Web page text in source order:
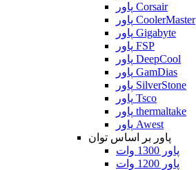
پاور Corsair
پاور CoolerMaster
پاور Gigabyte
پاور FSP
پاور DeepCool
پاور GamDias
پاور SilverStone
پاور Tsco
پاور thermaltake
پاور Awest
پاور بر اساس توان
پاور 1300 وات
پاور 1200 وات